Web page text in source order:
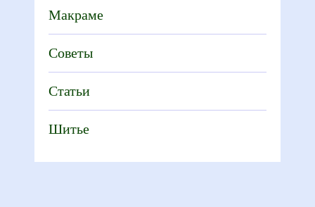
Макраме
Советы
Статьи
Шитье